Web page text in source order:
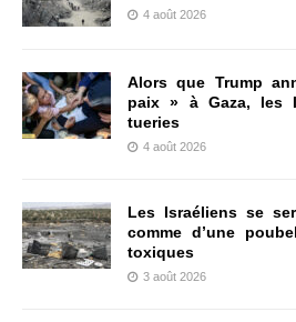
4 août 2026
Alors que Trump
paix » à Gaza, les
tueries
4 août 2026
Les Israéliens se
comme d’une
toxiques
3 août 2026